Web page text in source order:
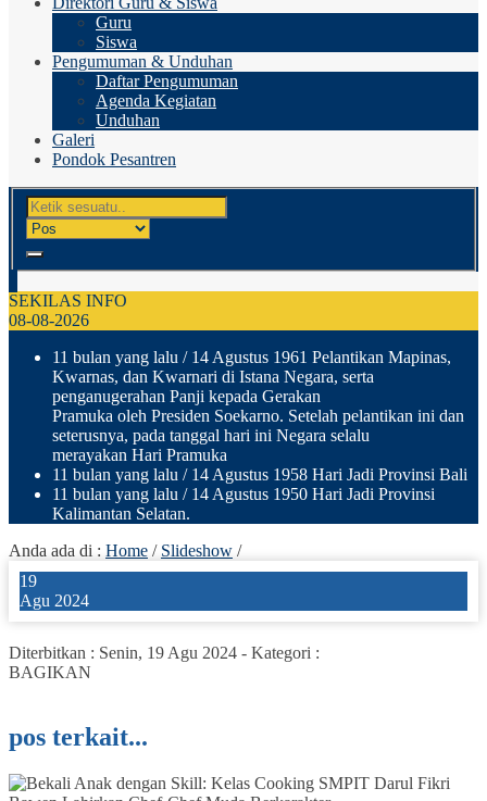
Guru
Siswa
Pengumuman & Unduhan
Daftar Pengumuman
Agenda Kegiatan
Unduhan
Galeri
Pondok Pesantren
SEKILAS INFO
08-08-2026
11 bulan yang lalu / 14 Agustus 1961 Pelantikan Mapinas,
Kwarnas, dan Kwarnari di Istana Negara, serta
penganugerahan Panji kepada Gerakan
Pramuka oleh Presiden Soekarno. Setelah pelantikan ini dan
seterusnya, pada tanggal hari ini Negara selalu
merayakan Hari Pramuka
11 bulan yang lalu / 14 Agustus 1958 Hari Jadi Provinsi Bali
11 bulan yang lalu / 14 Agustus 1950 Hari Jadi Provinsi
Kalimantan Selatan.
Anda ada di : Home / Slideshow /
19
Agu 2024
Diterbitkan : Senin, 19 Agu 2024 - Kategori :
BAGIKAN
pos terkait...